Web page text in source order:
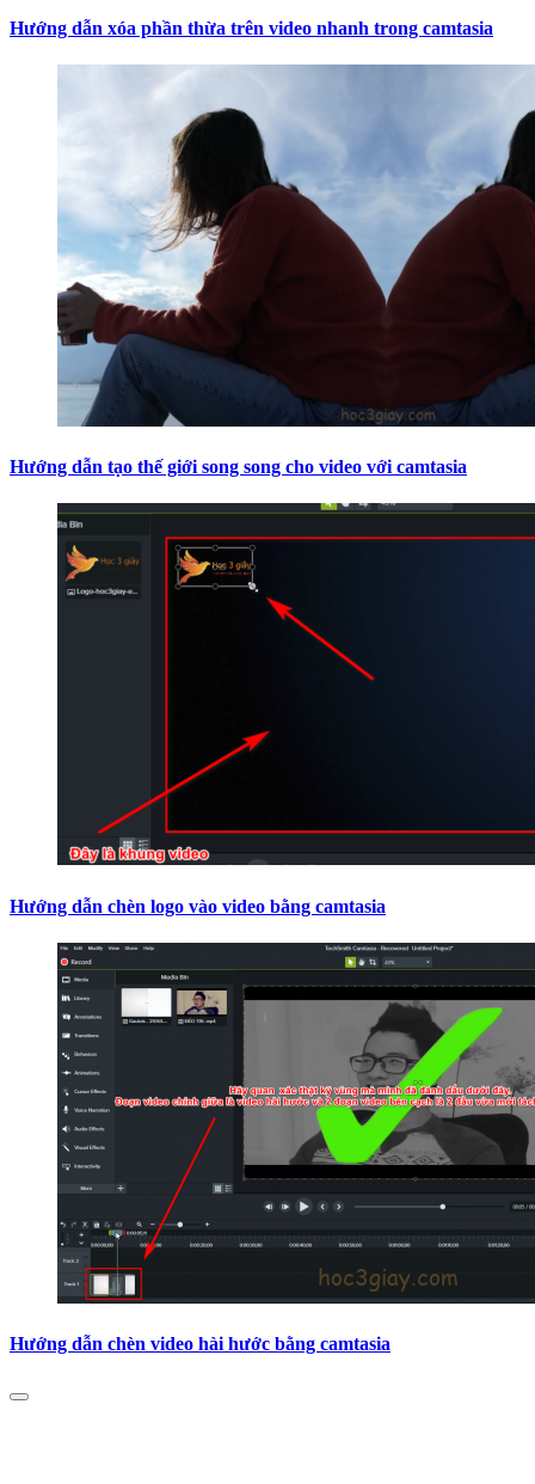
Hướng dẫn xóa phần thừa trên video nhanh trong camtasia
Hướng dẫn tạo thế giới song song cho video với camtasia
Hướng dẫn chèn logo vào video bằng camtasia
Hướng dẫn chèn video hài hước bằng camtasia